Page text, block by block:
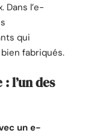
Dans l’e-
qui
fabriqués.
l’un des
un e-